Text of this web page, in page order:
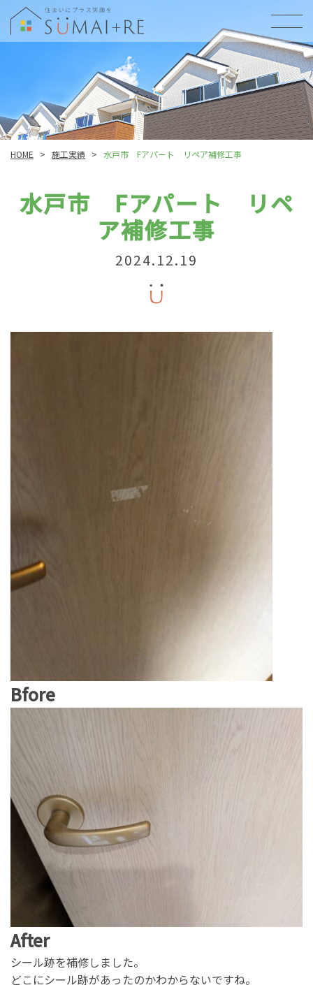
HOME > 施工実績 > 水戸市 Fアパート リペア補修工事
水戸市 Fアパート リペ
ア補修工事
2024.12.19
Bfore
After
シール跡を補修しました。
どこにシール跡があったのかわからないですね。